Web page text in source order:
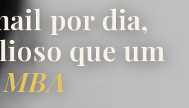
por dia,
que um
MBA